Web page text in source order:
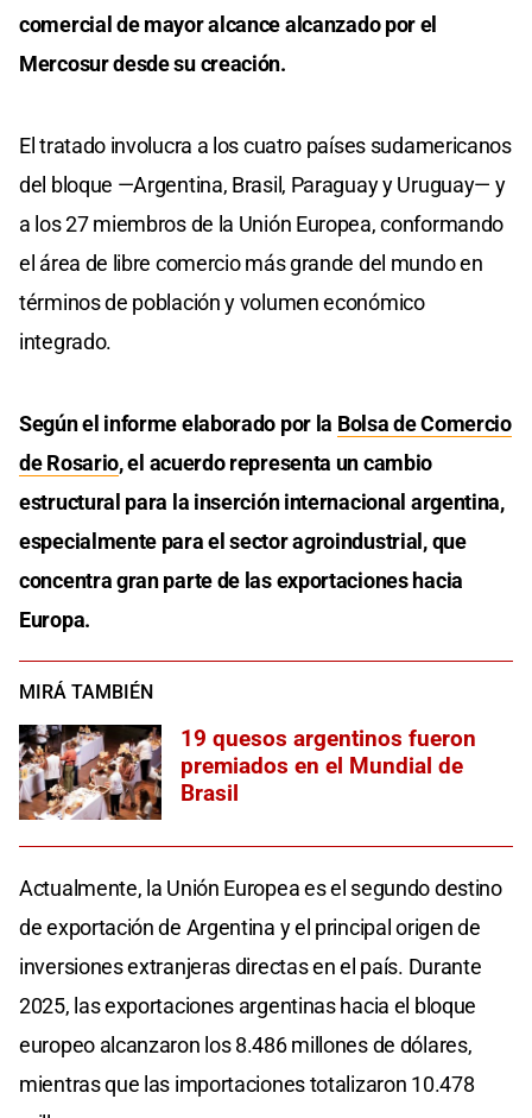
comercial de mayor alcance alcanzado por el
Mercosur desde su creación.
El tratado involucra a los cuatro países sudamericanos
del bloque —Argentina, Brasil, Paraguay y Uruguay— y
a los 27 miembros de la Unión Europea, conformando
el área de libre comercio más grande del mundo en
términos de población y volumen económico
integrado.
Según el informe elaborado por la Bolsa de Comercio
de Rosario, el acuerdo representa un cambio
estructural para la inserción internacional argentina,
especialmente para el sector agroindustrial, que
concentra gran parte de las exportaciones hacia
Europa.
MIRÁ TAMBIÉN
19 quesos argentinos fueron
premiados en el Mundial de
Brasil
Actualmente, la Unión Europea es el segundo destino
de exportación de Argentina y el principal origen de
inversiones extranjeras directas en el país. Durante
2025, las exportaciones argentinas hacia el bloque
europeo alcanzaron los 8.486 millones de dólares,
mientras que las importaciones totalizaron 10.478